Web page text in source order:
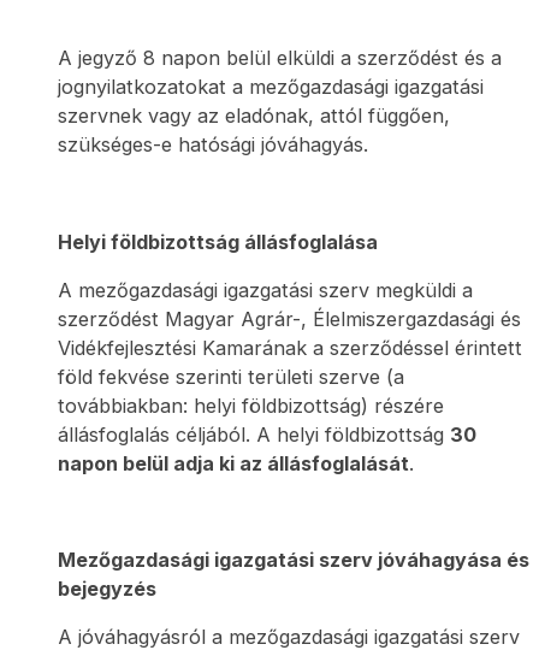
A jegyző 8 napon belül elküldi a szerződést és a
jognyilatkozatokat a mezőgazdasági igazgatási
szervnek vagy az eladónak, attól függően,
szükséges-e hatósági jóváhagyás.
Helyi földbizottság állásfoglalása
A mezőgazdasági igazgatási szerv megküldi a
szerződést Magyar Agrár-, Élelmiszergazdasági és
Vidékfejlesztési Kamarának a szerződéssel érintett
föld fekvése szerinti területi szerve (a
továbbiakban: helyi földbizottság) részére
állásfoglalás céljából. A helyi földbizottság 30
napon belül adja ki az állásfoglalását.
Mezőgazdasági igazgatási szerv jóváhagyása és
bejegyzés
A jóváhagyásról a mezőgazdasági igazgatási szerv